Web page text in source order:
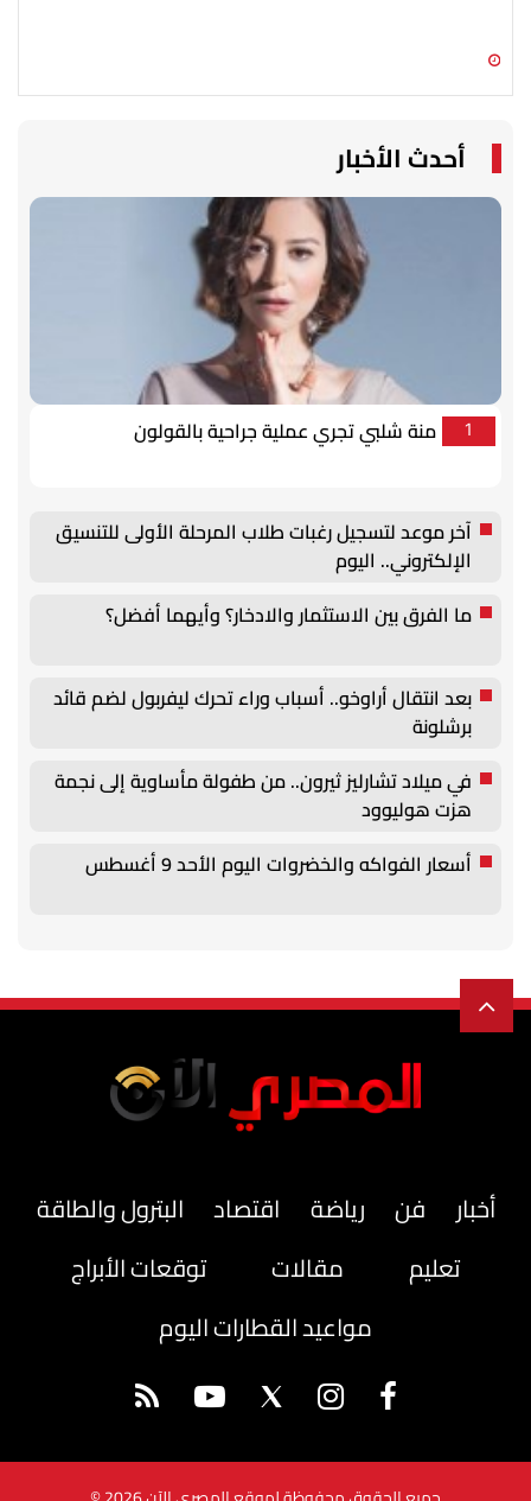
أحدث الأخبار
1 منة شلبي تجري عملية جراحية بالقولون
آخر موعد لتسجيل رغبات طلاب المرحلة الأولى للتنسيق
الإلكتروني.. اليوم
ما الفرق بين الاستثمار والادخار؟ وأيهما أفضل؟
بعد انتقال أراوخو.. أسباب وراء تحرك ليفربول لضم قائد
برشلونة
في ميلاد تشارليز ثيرون.. من طفولة مأساوية إلى نجمة
هزت هوليوود
أسعار الفواكه والخضروات اليوم الأحد 9 أغسطس
أخبار فن رياضة اقتصاد
البترول والطاقة
تعليم
مقالات
توقعات الأبراج
مواعيد القطارات اليوم